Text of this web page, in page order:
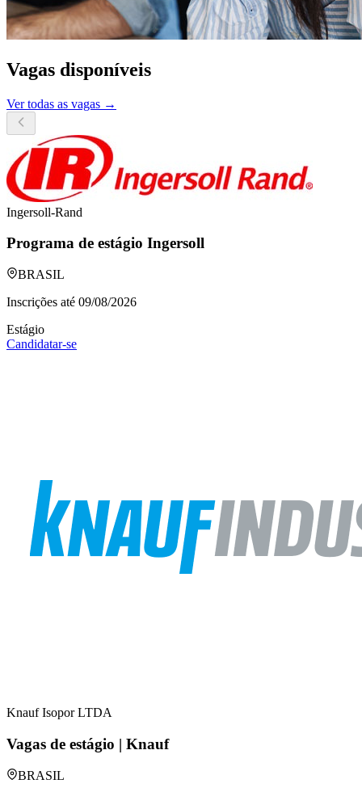
Vagas disponíveis
Ver todas as vagas →
Ingersoll-Rand
Programa de estágio Ingersoll
BRASIL
Inscrições até 09/08/2026
Estágio
Candidatar-se
Knauf Isopor LTDA
Vagas de estágio | Knauf
BRASIL